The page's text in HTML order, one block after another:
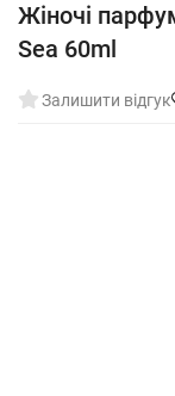
Жіночі
Sea 60ml
Залишити відгук